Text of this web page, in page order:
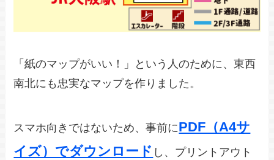
「紙のマップがいい！」という人のために、東西
南北にも忠実なマップを作りました。
スマホ向きではないため、事前にPDF（A4サ
イズ）でダウンロード し、プリントアウト